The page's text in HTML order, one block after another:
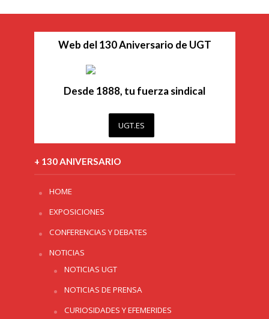
Web del 130 Aniversario de UGT
Desde 1888, tu fuerza sindical
UGT.ES
+ 130 ANIVERSARIO
HOME
EXPOSICIONES
CONFERENCIAS Y DEBATES
NOTICIAS
NOTICIAS UGT
NOTICIAS DE PRENSA
CURIOSIDADES Y EFEMERIDES